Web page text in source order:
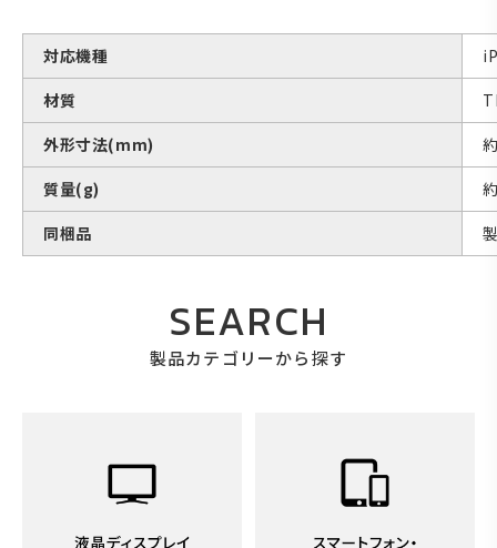
対応機種
材質
外形寸法(mm)
質量(g)
同梱品
SEARCH
製品カテゴリーから探す